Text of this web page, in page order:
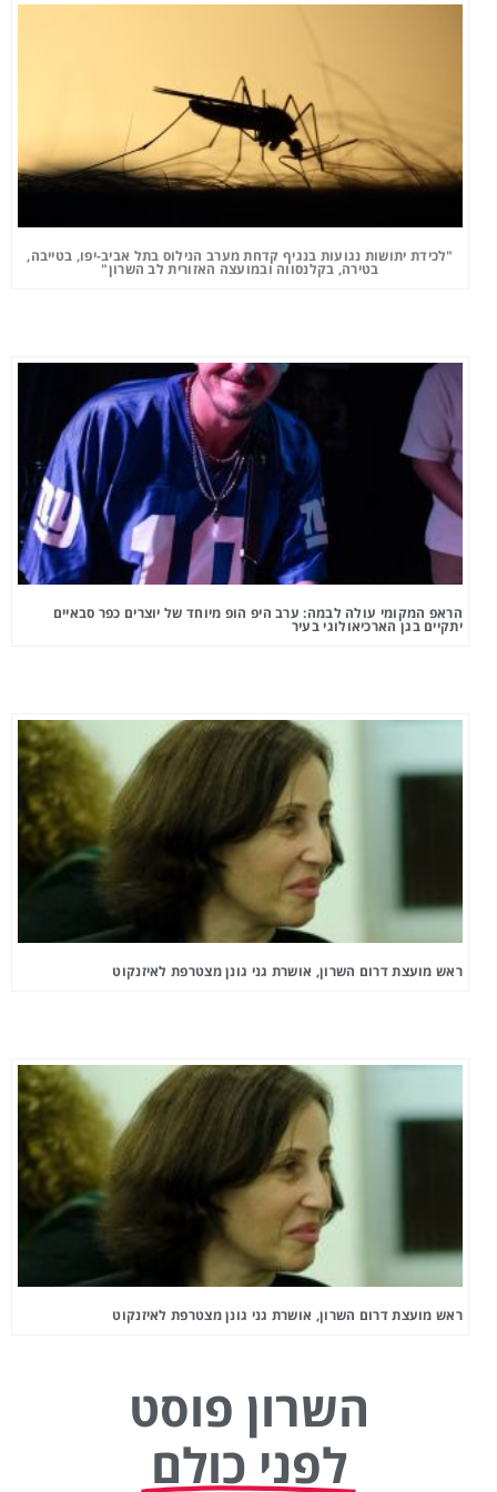
"לכידת יתושות נגועות בנגיף קדחת מערב הנילוס בתל אביב-יפו, בטייבה,
בטירה, בקלנסווה ובמועצה האזורית לב השרון"
הראפ המקומי עולה לבמה: ערב היפ הופ מיוחד של יוצרים כפר סבאיים
יתקיים בגן הארכיאולוגי בעיר
ראש מועצת דרום השרון, אושרת גני גונן מצטרפת לאיזנקוט
ראש מועצת דרום השרון, אושרת גני גונן מצטרפת לאיזנקוט
השרון פוסט
לפני כולם